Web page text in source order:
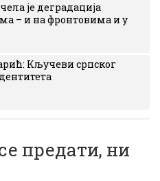
је деградација
– и на фронтовима и у
Кључеви српског
предати, ни